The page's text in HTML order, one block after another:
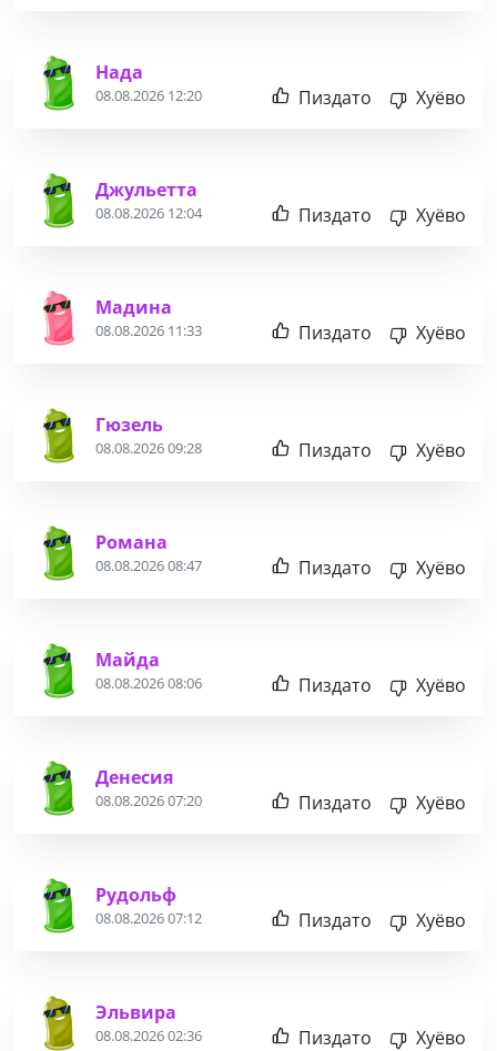
Нада
08.08.2026 12:20 Пиздато Хуёво
Джульетта
08.08.2026 12:04 Пиздато Хуёво
Мадина
08.08.2026 11:33 Пиздато Хуёво
Гюзель
08.08.2026 09:28 Пиздато Хуёво
Романа
08.08.2026 08:47 Пиздато Хуёво
Майда
08.08.2026 08:06 Пиздато Хуёво
Денесия
08.08.2026 07:20 Пиздато Хуёво
Рудольф
08.08.2026 07:12 Пиздато Хуёво
Эльвира
08.08.2026 02:36 Пиздато Хуёво